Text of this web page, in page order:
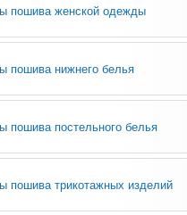
пошива женской одежды
пошива нижнего белья
пошива постельного белья
пошива трикотажных изделий